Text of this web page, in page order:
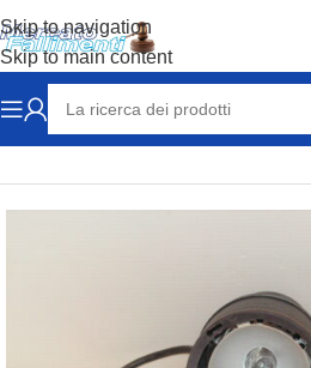
Skip to navigation
Skip to main content
Home FOTOGRAFIA LAMPADA